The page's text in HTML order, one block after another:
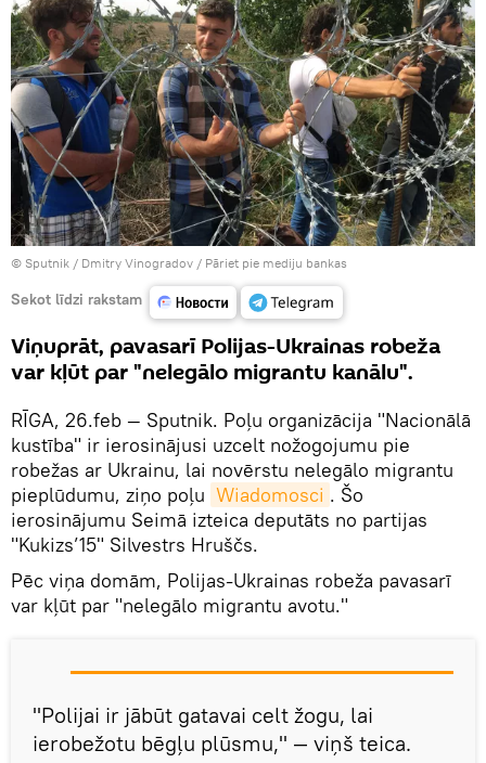
© Sputnik / Dmitry Vinogradov / Pāriet pie mediju bankas
Sekot līdzi rakstam
Viņuprāt, pavasarī Polijas-Ukrainas robeža
var kļūt par "nelegālo migrantu kanālu".
RĪGA, 26.feb — Sputnik. Poļu organizācija "Nacionālā
kustība" ir ierosinājusi uzcelt nožogojumu pie
robežas ar Ukrainu, lai novērstu nelegālo migrantu
pieplūdumu, ziņo poļu Wiadomosci . Šo
ierosinājumu Seimā izteica deputāts no partijas
"Kukizs’15" Silvestrs Hruščs.
Pēc viņa domām, Polijas-Ukrainas robeža pavasarī
var kļūt par "nelegālo migrantu avotu."
"Polijai ir jābūt gatavai celt žogu, lai
ierobežotu bēgļu plūsmu," — viņš teica.